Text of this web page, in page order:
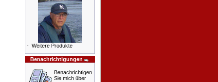
- Weitere Produkte
Benachrichtigungen
Benachrichtigen
Sie mich über